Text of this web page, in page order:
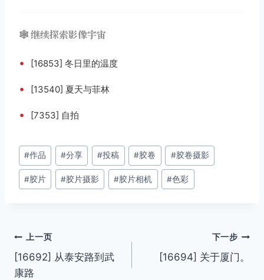
🕸️ 继续探索影像宇宙
• [16853] 冬日里的温度
• [13540] 夏天与菲林
• [7353] 自拍
文
章
标
#作品 #分享 #投稿 #胶卷 #胶卷摄影
#胶片 #胶片摄影 #胶片相机 #色彩
文
章
上一页
[16692] 从泰安路到武
康路
下一步
[16694] 关于厦门。